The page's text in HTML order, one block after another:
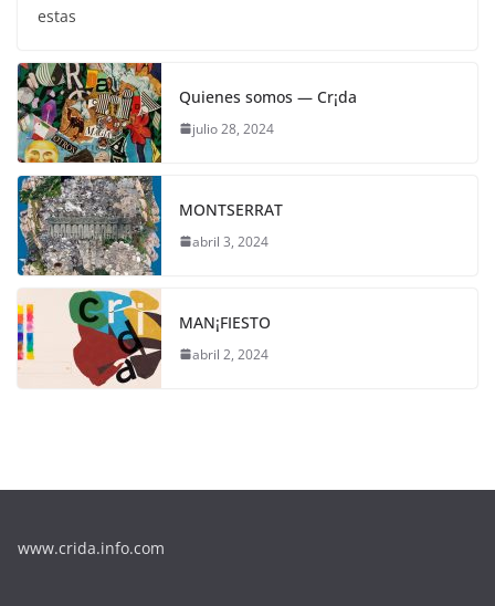
estas
Quienes somos — Cr¡da
julio 28, 2024
MONTSERRAT
abril 3, 2024
MAN¡FIESTO
abril 2, 2024
www.crida.info.com